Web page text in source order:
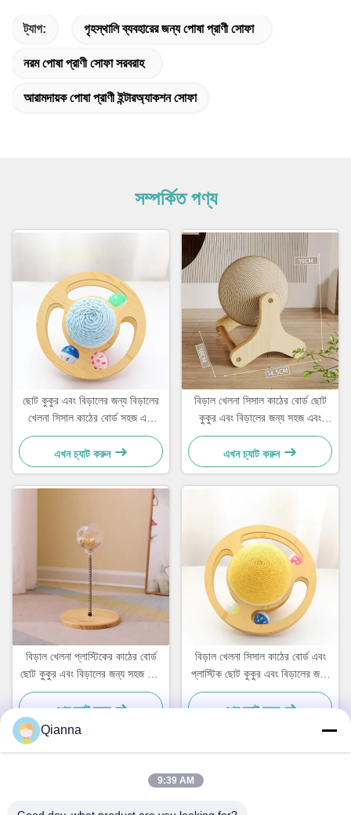
ট্যাগ: গৃহস্থালি ব্যবহারের জন্য পোষা প্রাণী সোফা
নরম পোষা প্রাণী সোফা সরবরাহ
আরামদায়ক পোষা প্রাণী ইন্টারঅ্যাকশন সোফা
সম্পর্কিত পণ্য
ছোট কুকুর এবং বিড়ালের জন্য বিড়ালের
খেলনা সিসাল কাঠের বোর্ড সহজ এবং
ব্যবহারিক
এখন চ্যাট করুন
বিড়াল খেলনা সিসাল কাঠের বোর্ড ছোট
কুকুর এবং বিড়ালের জন্য সহজ এবং
ব্যবহারিক
এখন চ্যাট করুন
বিড়াল খেলনা প্লাস্টিকের কাঠের বোর্ড
ছোট কুকুর এবং বিড়ালের জন্য সহজ এবং
ব্যবহারিক
এখন চ্যাট করুন
বিড়াল খেলনা সিসাল কাঠের বোর্ড এবং
প্লাস্টিক ছোট কুকুর এবং বিড়ালের জন্য
সহজ এবং ব্যবহারিক
এখন চ্যাট করুন
Qianna
9:39 AM